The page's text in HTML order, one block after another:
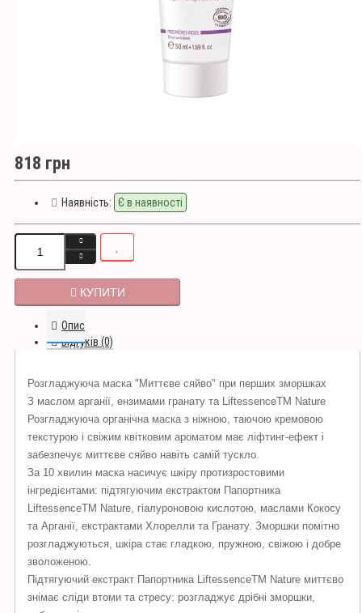
818 грн
Наявність: Є в наявності
КУПИТИ
Опис
Відгуків (0)
Розгладжуюча маска "Миттєве сяйво" при перших зморшках
З маслом арганії, ензимами гранату та LiftessenceTM Nature
Розгладжуюча органічна маска з ніжною, таючою кремовою
текстурою і свіжим квітковим ароматом має ліфтинг-ефект і
забезпечує миттєве сяйво навіть самій тускло.
За 10 хвилин маска насичує шкіру протизростовими
інгредієнтами: підтягуючим екстрактом Папортника
LiftessenceTM Nature, гіалуроновою кислотою, маслами Кокосу
та Арганії, екстрактами Хлорелли та Гранату. Зморшки помітно
розгладжуються, шкіра стає гладкою, пружною, свіжою і добре
зволоженою.
Підтягуючий екстракт Папортника LiftessenceTM Nature миттєво
знімає сліди втоми та стресу: розгладжує дрібні зморшки,